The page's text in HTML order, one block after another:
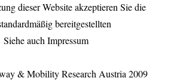
dieser Website akzeptieren Sie die
bereitgestellten
auch Impressum
& Mobility Research Austria 2009